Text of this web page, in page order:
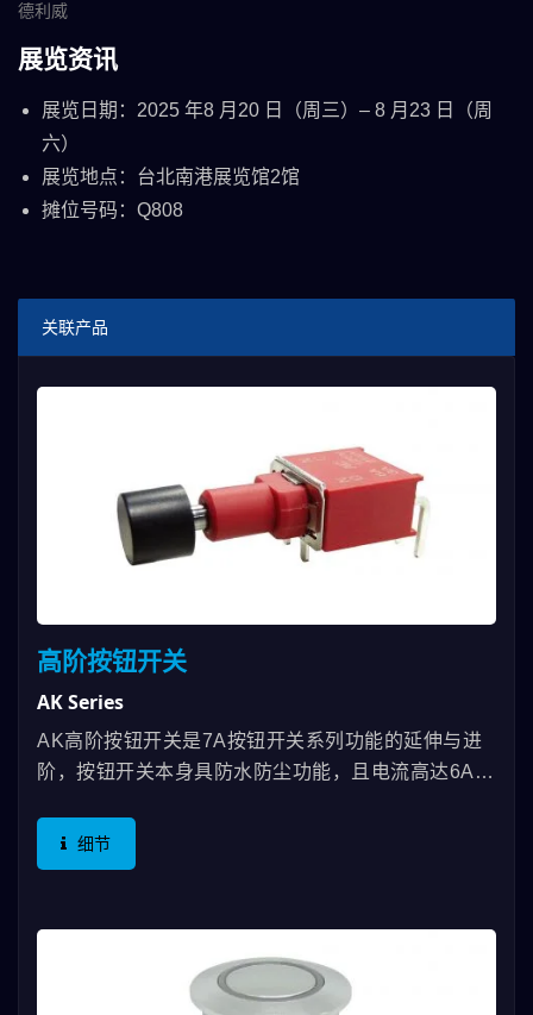
德利威
展览资讯
展览日期：2025 年8 月20 日（周三）– 8 月23 日（周
六）
展览地点：台北南港展览馆2馆
摊位号码：Q808
关联产品
高阶按钮开关
AK Series
AK高阶按钮开关是7A按钮开关系列功能的延伸与进
阶，按钮开关本身具防水防尘功能，且电流高达6A,
我们有90度的设计，横向的作动方式来配合使用者的
习惯，按钮开关拥有UL...
细节